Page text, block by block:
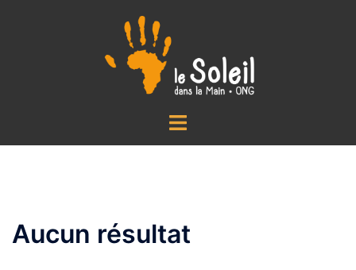
Ouvrir/fermer
Aucun résultat